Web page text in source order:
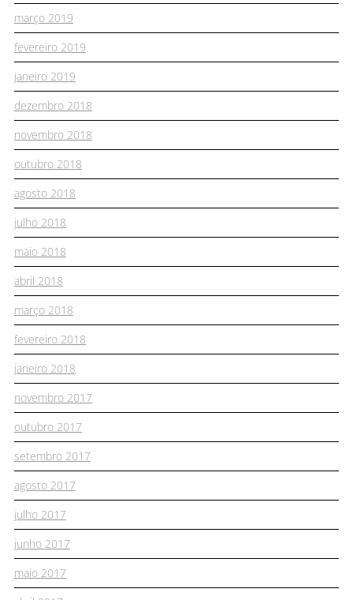
março 2019
fevereiro 2019
janeiro 2019
dezembro 2018
novembro 2018
outubro 2018
agosto 2018
julho 2018
maio 2018
abril 2018
março 2018
fevereiro 2018
janeiro 2018
novembro 2017
outubro 2017
setembro 2017
agosto 2017
julho 2017
junho 2017
maio 2017